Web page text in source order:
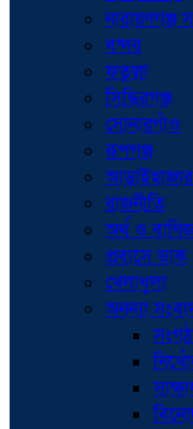
নারায়ণগঞ্জ
বন্দর
ফতুল্লা
সিদ্ধিরগঞ্জ
সোনারগাঁও
রূপগঞ্জ
আড়াইহাজার
রাজনীতি
অর্থ ও
প্রবাসে ডাক
খেলাধুলা
অনন্যা